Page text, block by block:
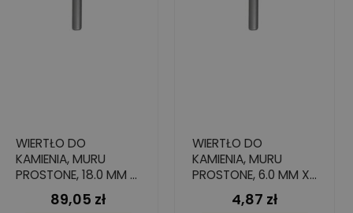
WIERTŁO DO
KAMIENIA, MURU
PROSTONE, 18.0 MM X
500 MM X 600 MM
Cena
89,05 zł
WIERTŁO DO
KAMIENIA, MURU
PROSTONE, 6.0 MM X
60 MM X 100 MM
Cena
4,87 zł